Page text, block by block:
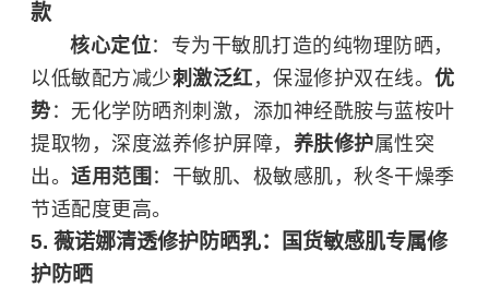
款
核心定位：专为干敏肌打造的纯物理防晒，
以低敏配方减少刺激泛红 ，保湿修护双在线。 优
势 ：无化学防晒剂刺激，添加神经酰胺与蓝桉叶
提取物，深度滋养修护屏障， 养肤修护属性突
出。 适用范围 ：干敏肌、极敏感肌，秋冬干燥季
节适配度更高。
5. 薇诺娜清透修护防晒乳：国货敏感肌专属修
护防晒